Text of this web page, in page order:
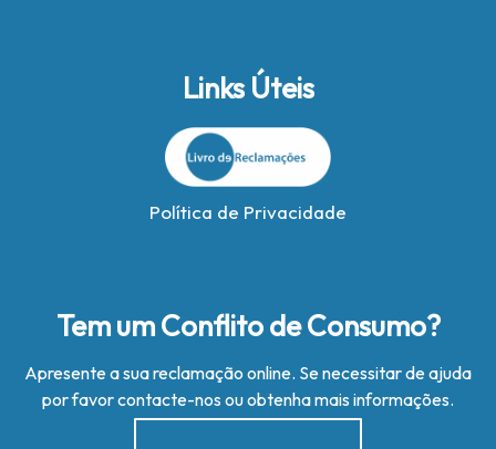
Links Úteis
Política de Privacidade
Tem um Conflito de Consumo?
Apresente a sua reclamação online. Se necessitar de ajuda
por favor contacte-nos ou obtenha mais informações.